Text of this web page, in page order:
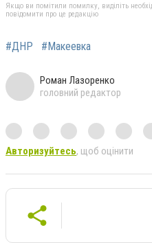
Якщо ви помітили помилку, виділіть
повідомити про це редакцію
#ДНР #Макеевка
Роман Лазоренко
головний редактор
Авторизуйтесь, щоб оцінити